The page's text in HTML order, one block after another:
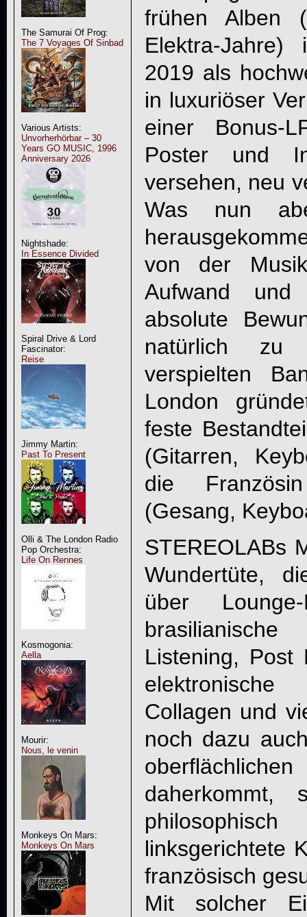
The Samurai Of Prog:
The 7 Voyages Of Sinbad
Various Artists:
Unvorherhörbar – 30
Years GO MUSIC, 1996
Anniversary 2026
Nightshade:
In Essence Divided
Spiral Drive & Lord
Fascinator:
Reise
Jimmy Martin:
Past To Present
Olli & The London Radio
Pop Orchestra:
Life On Rennes
Kosmogonia:
Aella
Mourir:
Nous, le venin
Monkeys On Mars:
Monkeys On Mars
frühen Alben
Elektra-
2019 als
in luxuriöser
einer Bonus-
Poster und
versehen, neu
Was nun
von der
Aufwand
absolute
natürlich zu
verspielten
London
feste
(Gitarren,
die
(Gesang,
STEREOLABs
Wundertüte,
über
Listening, Post
Collagen und
noch dazu
daherkommt,
linksgerichtete
französisch
Mit solcher